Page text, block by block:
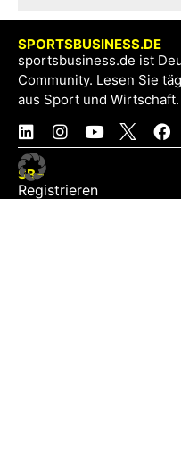
SPORTSBUSINESS.DE
sportsbusiness.de ist
Community. Lesen Sie
aus Sport und Wirtschaft.
SB+
Registrieren